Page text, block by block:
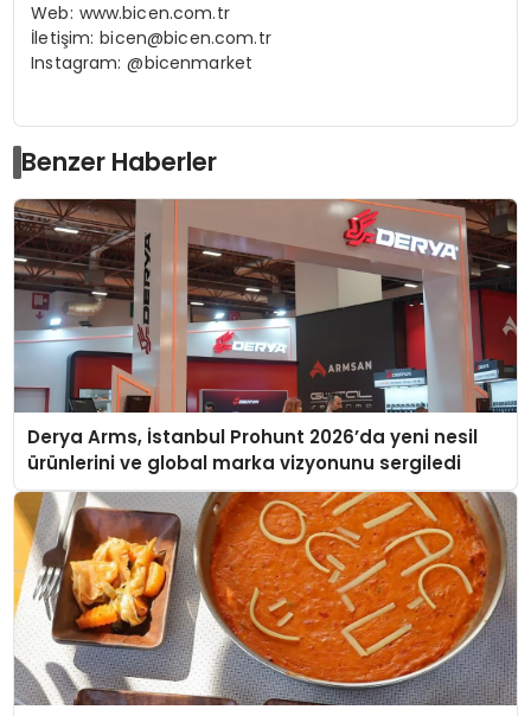
Web: www.bicen.com.tr
İletişim:bicen@bicen.com.tr
Instagram: @bicenmarket
Benzer Haberler
Derya Arms, İstanbul Prohunt 2026’da yeni nesil
ürünlerini ve global marka vizyonunu sergiledi